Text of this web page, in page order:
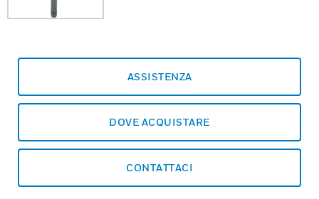
ASSISTENZA
DOVE ACQUISTARE
CONTATTACI